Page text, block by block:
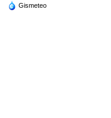
Gismeteo